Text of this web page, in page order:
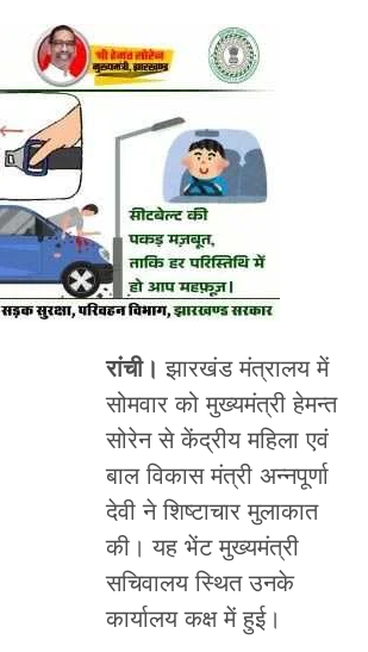
रांची। झारखंड मंत्रालय में
सोमवार को मुख्यमंत्री हेमन्त
सोरेन से केंद्रीय महिला एवं
बाल विकास मंत्री अन्नपूर्णा
देवी ने शिष्टाचार मुलाकात
की। यह भेंट मुख्यमंत्री
सचिवालय स्थित उनके
कार्यालय कक्ष में हुई।